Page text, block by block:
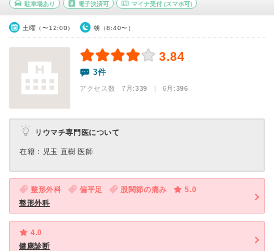
駐車場あり 電子決済可 マイナ受付 (スマホ可)
土曜（〜12:00） 朝（8:40〜）
3.84
3件
アクセス数 7月:339 | 6月:396
リウマチ専門医について
在籍：児玉 直樹 医師
整形外科 偏平足 股関節の痛み
5.0
整形外科
4.0
健康診断